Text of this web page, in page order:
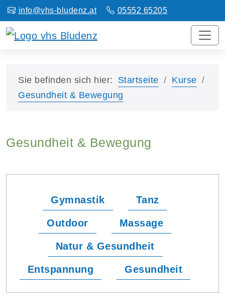
info@vhs-bludenz.at 05552 65205
Sie befinden sich hier: Startseite
Kurse
Gesundheit & Bewegung
Gesundheit & Bewegung
Gymnastik Tanz
Outdoor Massage
Natur & Gesundheit
Entspannung Gesundheit